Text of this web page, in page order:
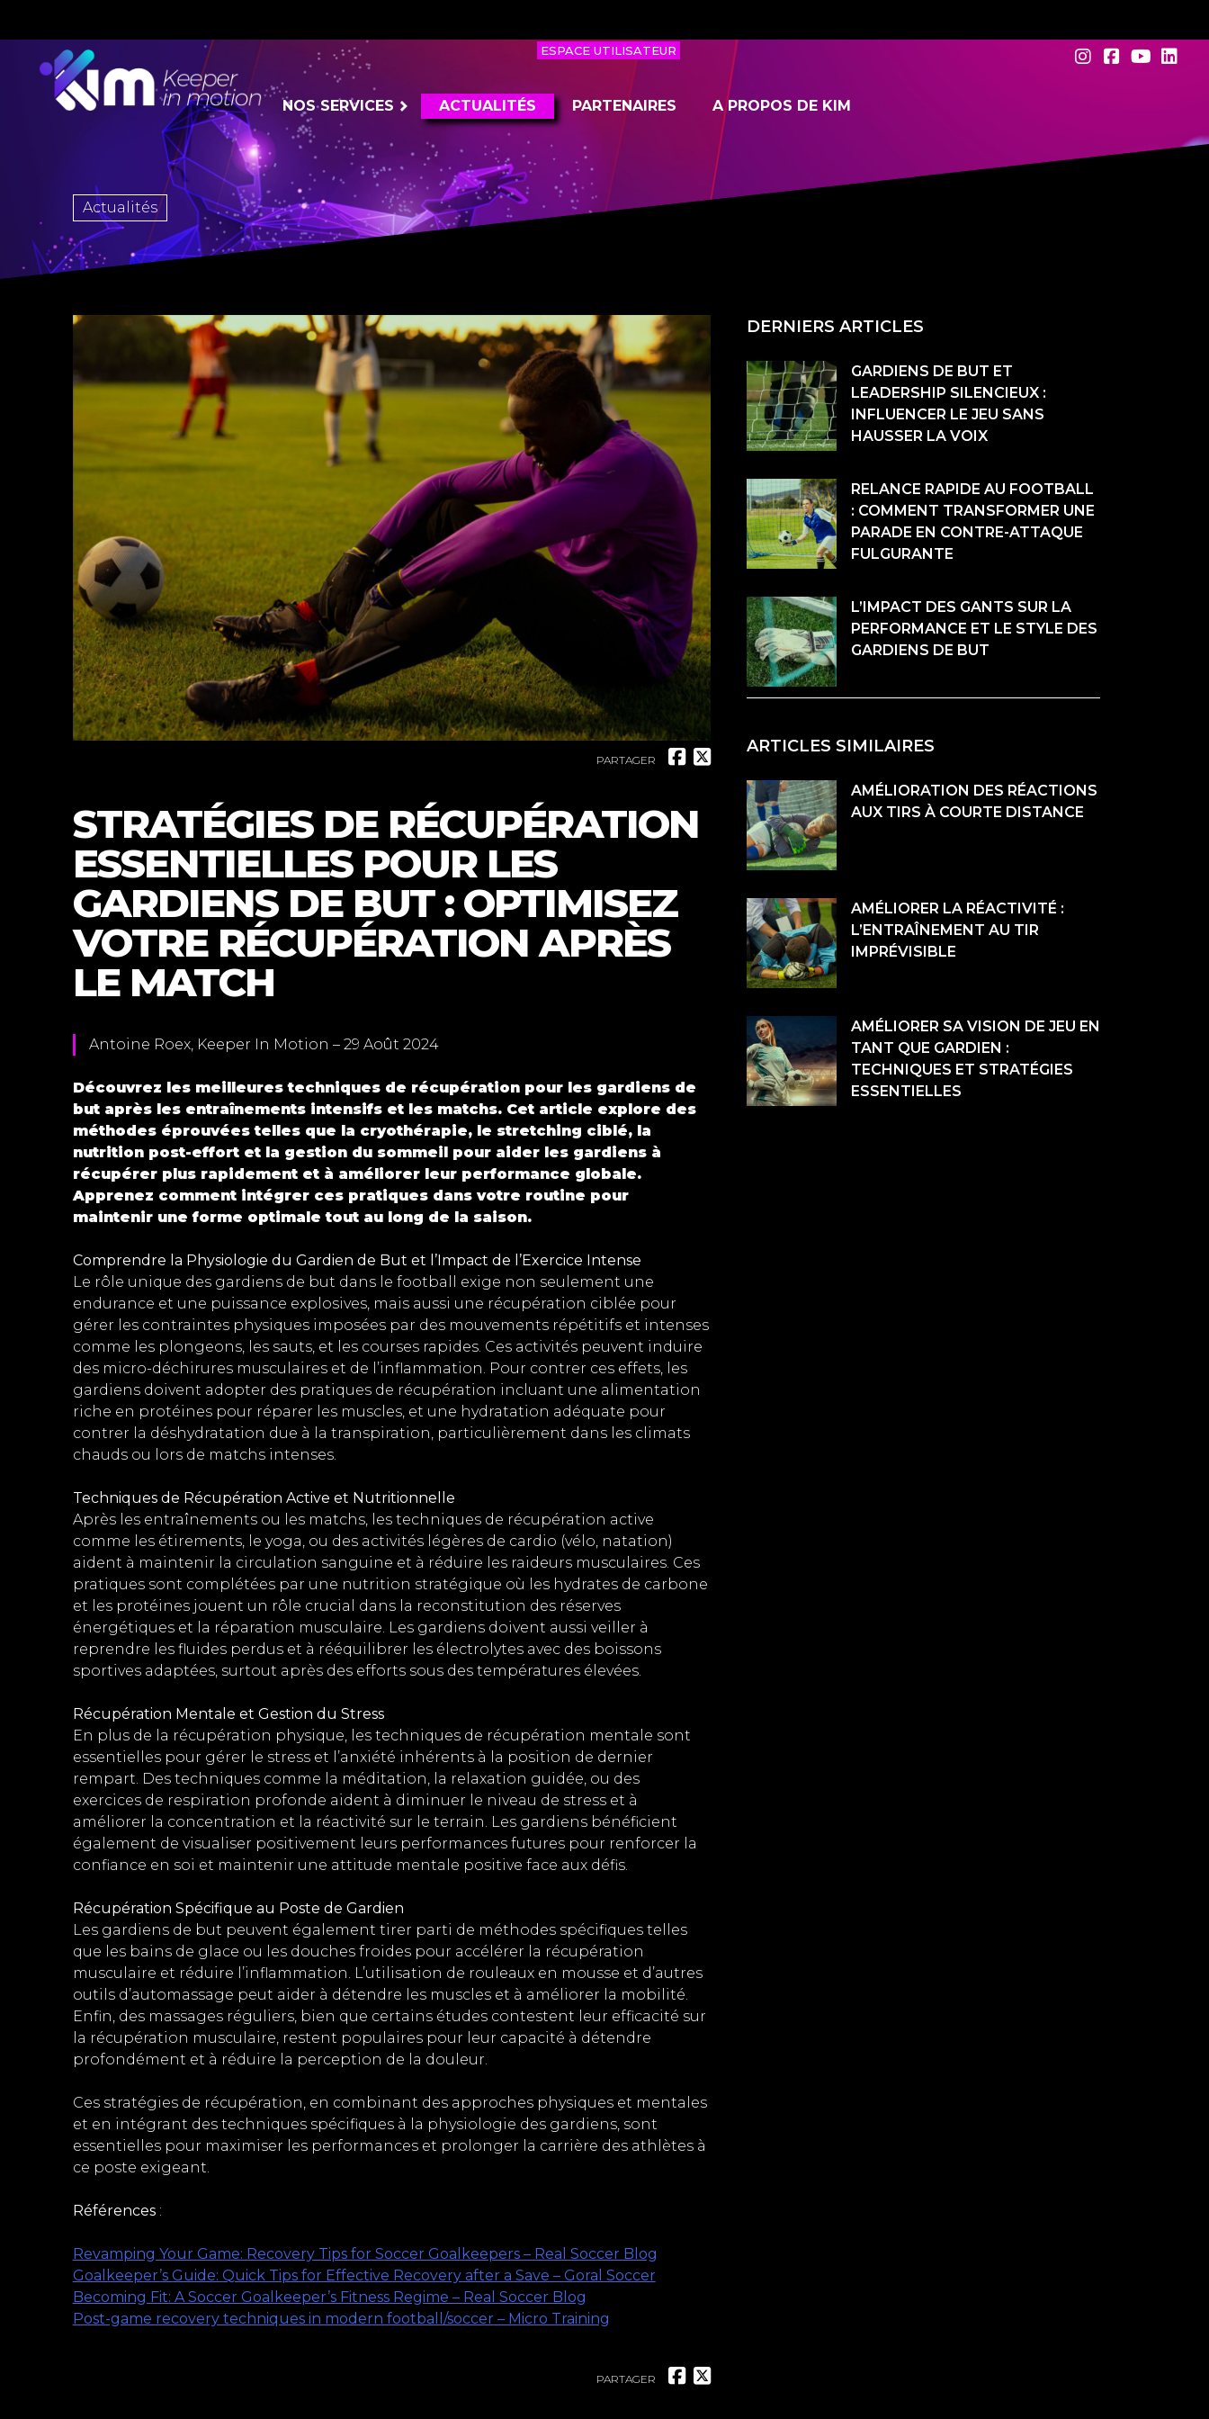
ESPACE UTILISATEUR
NOS SERVICES ACTUALITÉS PARTENAIRES A PROPOS DE KIM
Actualités
PARTAGER
STRATÉGIES DE RÉCUPÉRATION
ESSENTIELLES POUR LES
GARDIENS DE BUT : OPTIMISEZ
VOTRE RÉCUPÉRATION APRÈS
LE MATCH
Antoine Roex, Keeper In Motion – 29 Août 2024
Découvrez les meilleures techniques de récupération pour les gardiens de
but après les entraînements intensifs et les matchs. Cet article explore des
méthodes éprouvées telles que la cryothérapie, le stretching ciblé, la
nutrition post-effort et la gestion du sommeil pour aider les gardiens à
récupérer plus rapidement et à améliorer leur performance globale.
Apprenez comment intégrer ces pratiques dans votre routine pour
maintenir une forme optimale tout au long de la saison.
Comprendre la Physiologie du Gardien de But et l’Impact de l’Exercice Intense
Le rôle unique des gardiens de but dans le football exige non seulement une
endurance et une puissance explosives, mais aussi une récupération ciblée pour
gérer les contraintes physiques imposées par des mouvements répétitifs et intenses
comme les plongeons, les sauts, et les courses rapides. Ces activités peuvent induire
des micro-déchirures musculaires et de l’inflammation. Pour contrer ces effets, les
gardiens doivent adopter des pratiques de récupération incluant une alimentation
riche en protéines pour réparer les muscles, et une hydratation adéquate pour
contrer la déshydratation due à la transpiration, particulièrement dans les climats
chauds ou lors de matchs intenses​.
Techniques de Récupération Active et Nutritionnelle
Après les entraînements ou les matchs, les techniques de récupération active
comme les étirements, le yoga, ou des activités légères de cardio (vélo, natation)
aident à maintenir la circulation sanguine et à réduire les raideurs musculaires. Ces
pratiques sont complétées par une nutrition stratégique où les hydrates de carbone
et les protéines jouent un rôle crucial dans la reconstitution des réserves
énergétiques et la réparation musculaire. Les gardiens doivent aussi veiller à
reprendre les fluides perdus et à rééquilibrer les électrolytes avec des boissons
sportives adaptées, surtout après des efforts sous des températures élevées​​.
Récupération Mentale et Gestion du Stress
En plus de la récupération physique, les techniques de récupération mentale sont
essentielles pour gérer le stress et l’anxiété inhérents à la position de dernier
rempart. Des techniques comme la méditation, la relaxation guidée, ou des
exercices de respiration profonde aident à diminuer le niveau de stress et à
améliorer la concentration et la réactivité sur le terrain. Les gardiens bénéficient
également de visualiser positivement leurs performances futures pour renforcer la
confiance en soi et maintenir une attitude mentale positive face aux défis.
Récupération Spécifique au Poste de Gardien
Les gardiens de but peuvent également tirer parti de méthodes spécifiques telles
que les bains de glace ou les douches froides pour accélérer la récupération
musculaire et réduire l’inflammation. L’utilisation de rouleaux en mousse et d’autres
outils d’automassage peut aider à détendre les muscles et à améliorer la mobilité.
Enfin, des massages réguliers, bien que certains études contestent leur efficacité sur
la récupération musculaire, restent populaires pour leur capacité à détendre
profondément et à réduire la perception de la douleur​​.
Ces stratégies de récupération, en combinant des approches physiques et mentales
et en intégrant des techniques spécifiques à la physiologie des gardiens, sont
essentielles pour maximiser les performances et prolonger la carrière des athlètes à
ce poste exigeant.
Références:
Revamping Your Game: Recovery Tips for Soccer Goalkeepers – Real Soccer Blog
Goalkeeper’s Guide: Quick Tips for Effective Recovery after a Save – Goral Soccer
Becoming Fit: A Soccer Goalkeeper’s Fitness Regime – Real Soccer Blog
Post-game recovery techniques in modern football/soccer – Micro Training
PARTAGER
DERNIERS ARTICLES
GARDIENS DE BUT ET
LEADERSHIP SILENCIEUX :
INFLUENCER LE JEU SANS
HAUSSER LA VOIX
RELANCE RAPIDE AU FOOTBALL
: COMMENT TRANSFORMER UNE
PARADE EN CONTRE-ATTAQUE
FULGURANTE
L’IMPACT DES GANTS SUR LA
PERFORMANCE ET LE STYLE DES
GARDIENS DE BUT
ARTICLES SIMILAIRES
AMÉLIORATION DES RÉACTIONS
AUX TIRS À COURTE DISTANCE
AMÉLIORER LA RÉACTIVITÉ :
L’ENTRAÎNEMENT AU TIR
IMPRÉVISIBLE
AMÉLIORER SA VISION DE JEU EN
TANT QUE GARDIEN :
TECHNIQUES ET STRATÉGIES
ESSENTIELLES